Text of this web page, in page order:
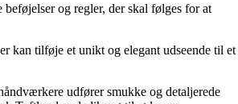
og regler, der skal følges for at
kan tilføje et unikt og elegant udseende til et
udfører smukke og detaljerede